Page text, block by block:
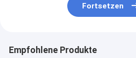
Fortsetzen
Empfohlene Produkte